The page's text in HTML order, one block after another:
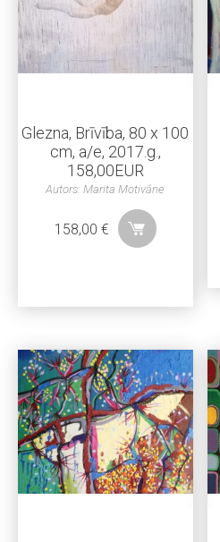
Glezna, Brīvība, 80 x 100
cm, a/e, 2017.g.,
158,00EUR
Autors: Marita Motivāne
158,00 €